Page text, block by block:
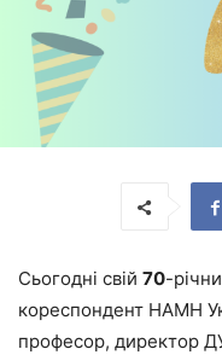
Сьогодні свій 70-
кореспондент НАМН
професор, директор ДУ